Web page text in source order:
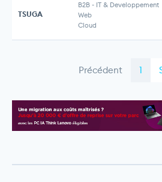
TSUGA
B2B - IT & Developpement
Web
Cloud
Précédent 1